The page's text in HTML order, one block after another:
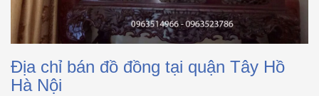
Địa chỉ bán đồ đồng tại quận Tây Hồ
Hà Nội